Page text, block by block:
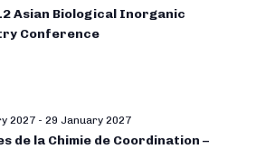
Conference
2027 - 29 January 2027
de la Chimie de Coordination –